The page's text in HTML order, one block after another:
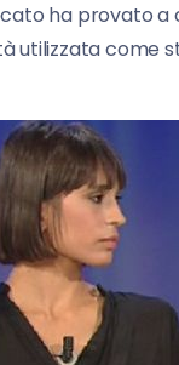
ha provato
utilizzata come